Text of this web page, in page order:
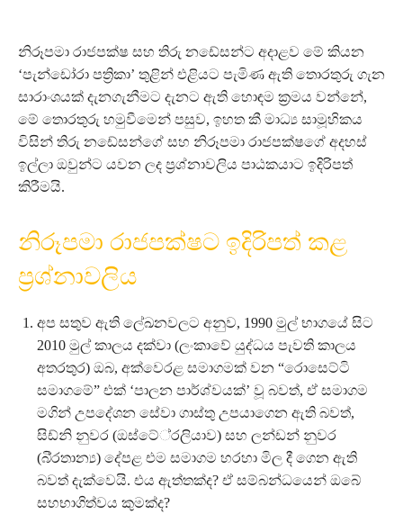
නිරූපමා රාජපක්ෂ සහ තිරු නඩේසන්ට අදාළව මේ කියන
‘පැන්ඩෝරා පත්‍රිකා’ තුළින් එළියට පැමිණ ඇති තොරතුරු ගැන
සාරාංශයක් දැනගැනීමට දැනට ඇති හොඳම ක්‍රමය වන්නේ,
මේ තොරතුරු හමුවීමෙන් පසුව, ඉහත කී මාධ්‍ය සාමූහිකය
විසින් තිරු නඩේසන්ගේ සහ නිරූපමා රාජපක්ෂගේ අදහස්
ඉල්ලා ඔවුන්ට යවන ලද ප්‍රශ්නාවලිය පාඨකයාට ඉදිරිපත්
කිරීමයි.
නිරූපමා රාජපක්ෂට ඉදිරිපත් කළ
ප්‍රශ්නාවලිය
අප සතුව ඇති ලේඛනවලට අනුව, 1990 මුල් භාගයේ සිට
2010 මුල් කාලය දක්වා (ලංකාවේ යුද්ධය පැවති කාලය
අතරතුර) ඔබ, අක්වෙරළ සමාගමක් වන “රොසෙට්ටි
සමාගමේ” එක් ‘පාලන පාර්ශ්වයක්’ වූ බවත්, ඒ සමාගම
මගින් උපදේශන සේවා ගාස්තු උපයාගෙන ඇති බවත්,
සිඩ්නි නුවර (ඔස්ටේ්‍රලියාව) සහ ලන්ඩන් නුවර
(බි්‍රතාන්‍ය) දේපළ එම සමාගම හරහා මිල දී ගෙන ඇති
බවත් දැක්වෙයි. එය ඇත්තක්ද? ඒ සම්බන්ධයෙන් ඔබේ
සහභාගිත්වය කුමක්ද?